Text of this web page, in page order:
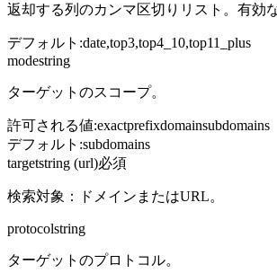
返却する列のカンマ区切りリスト。有効
デフォルト :date,top3,top4_10,top11_plus
modestring
ターゲットのスコープ。
許可される値:exactprefixdomainsubdomains
デフォルト :subdomains
targetstring (url)必須
検索対象：ドメインまたはURL。
protocolstring
ターゲットのプロトコル。